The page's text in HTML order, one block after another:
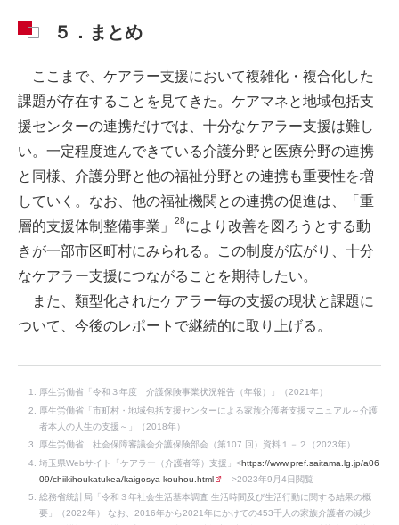
５．まとめ
ここまで、ケアラー支援において複雑化・複合化した
課題が存在することを見てきた。ケアマネと地域包括支
援センターの連携だけでは、十分なケアラー支援は難し
い。一定程度進んできている介護分野と医療分野の連携
と同様、介護分野と他の福祉分野との連携も重要性を増
していく。なお、他の福祉機関との連携の促進は、「重
層的支援体制整備事業」
28により改善を図ろうとする動
きが一部市区町村にみられる。この制度が広がり、十分
なケアラー支援につながることを期待したい。
また、類型化されたケアラー毎の支援の現状と課題に
ついて、今後のレポートで継続的に取り上げる。
厚生労働省「令和３年度 介護保険事業状況報告（年報）」（2021年）
厚生労働省「市町村・地域包括支援センターによる家族介護者支援マニュアル～介護
者本人の人生の支援～」（2018年）
厚生労働省 社会保障審議会介護保険部会（第107 回）資料１－２（2023年）
埼玉県Webサイト「ケアラー（介護者等）支援」<https://www.pref.saitama.lg.jp/a06
09/chiikihoukatukea/kaigosya-kouhou.html
>2023年9月4日閲覧
総務省統計局「令和３年社会生活基本調査 生活時間及び生活行動に関する結果の概
要」（2022年） なお、2016年から2021年にかけての453千人の家族介護者の減少